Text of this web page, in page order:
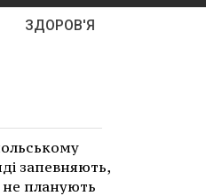
ЗДОРОВ'Я
запевняють,
планують